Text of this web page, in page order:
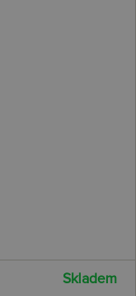
Skladem